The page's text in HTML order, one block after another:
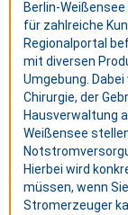
Berlin-
für zahlreiche
Regionalportal
mit diversen
Umgebung.
Chirurgie, der
Hausverwaltung
Weißensee
Hierbei wird
müssen, wenn
Stromerzeuger